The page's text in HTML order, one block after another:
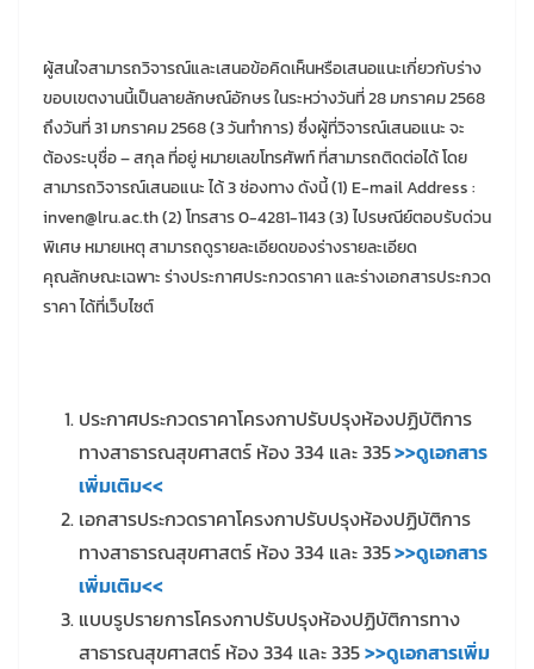
ผู้สนใจสามารถวิจารณ์และเสนอข้อคิดเห็นหรือเสนอแนะเกี่ยวกับร่าง
ขอบเขตงานนี้เป็นลายลักษณ์อักษร ในระหว่างวันที่ 28 มกราคม 2568
ถึงวันที่ 31 มกราคม 2568 (3 วันทำการ) ซึ่งผู้ที่วิจารณ์เสนอแนะ จะ
ต้องระบุชื่อ – สกุล ที่อยู่ หมายเลขโทรศัพท์ ที่สามารถติดต่อได้ โดย
สามารถวิจารณ์เสนอแนะ ได้ 3 ช่องทาง ดังนี้ (1) E-mail Address :
inven@lru.ac.th (2) โทรสาร 0-4281-1143 (3) ไปรษณีย์ตอบรับด่วน
พิเศษ หมายเหตุ สามารถดูรายละเอียดของร่างรายละเอียด
คุณลักษณะเฉพาะ ร่างประกาศประกวดราคา และร่างเอกสารประกวด
ราคา ได้ที่เว็บไซต์
ประกาศประกวดราคาโครงกาปรับปรุงห้องปฏิบัติการ
ทางสาธารณสุขศาสตร์ ห้อง 334 และ 335>>ดูเอกสาร
เพิ่มเติม<<
เอกสารประกวดราคาโครงกาปรับปรุงห้องปฏิบัติการ
ทางสาธารณสุขศาสตร์ ห้อง 334 และ 335>>ดูเอกสาร
เพิ่มเติม<<
แบบรูปรายการโครงกาปรับปรุงห้องปฏิบัติการทาง
สาธารณสุขศาสตร์ ห้อง 334 และ 335>>ดูเอกสารเพิ่ม